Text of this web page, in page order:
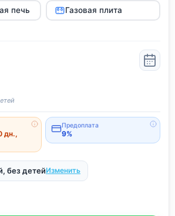
печь
Газовая плита
дн.,
Предоплата
9%
без детейИзменить